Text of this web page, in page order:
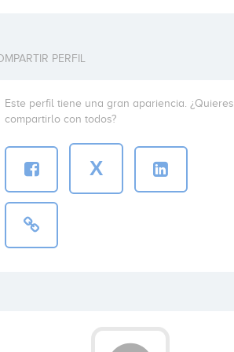
PERFIL
Este perfil tiene una gran apariencia. ¿Quieres
compartirlo con todos?
X